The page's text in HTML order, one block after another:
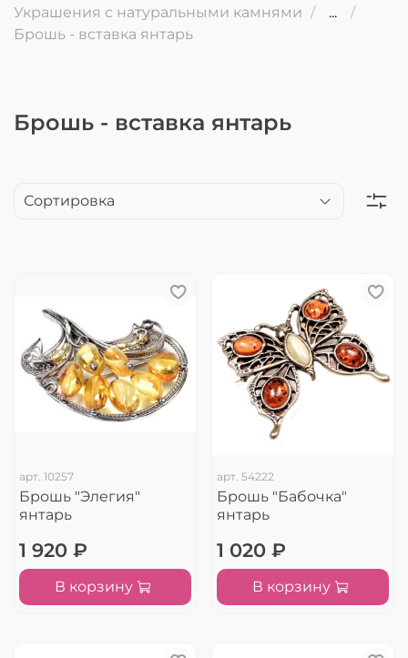
Украшения с натуральными камнями
...
Брошь - вставка янтарь
Брошь - вставка янтарь
арт. 10257
Брошь "Элегия"
янтарь
1 920 ₽
В корзину
арт. 54222
Брошь "Бабочка"
янтарь
1 020 ₽
В корзину